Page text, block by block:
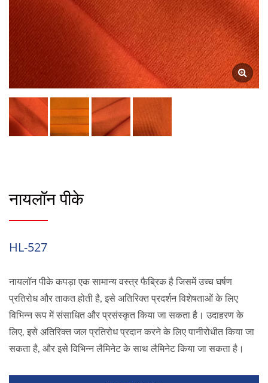
नायलॉन पीके
HL-527
नायलॉन पीके कपड़ा एक सामान्य वस्त्र फैब्रिक है जिसमें उच्च घर्षण
प्रतिरोध और ताकत होती है, इसे अतिरिक्त प्रदर्शन विशेषताओं के लिए
विभिन्न रूप में संसाधित और प्रसंस्कृत किया जा सकता है। उदाहरण के
लिए, इसे अतिरिक्त जल प्रतिरोध प्रदान करने के लिए पानीरोधीत किया जा
सकता है, और इसे विभिन्न लैमिनेट के साथ लैमिनेट किया जा सकता है।